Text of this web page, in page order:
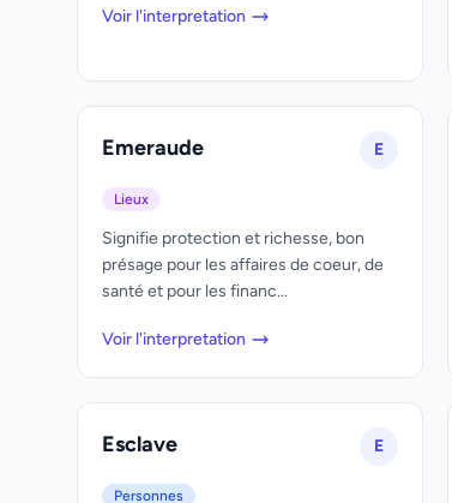
Voir l'interpretation
Emeraude E
Lieux
Signifie protection et richesse, bon
présage pour les affaires de coeur, de
santé et pour les financ...
Voir l'interpretation
Esclave E
Personnes